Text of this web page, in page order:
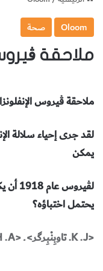
Oloom صحة
ملاحقة ڤيروس
ملاحقة ڤيروس
لقد جرى إحياء سلالة
يمكن
يحتمل اختباؤه؟
<K .J. تاوبِنْبِرگر> ـ <H .A. ريد> ـ <G .Th. فانينگ>